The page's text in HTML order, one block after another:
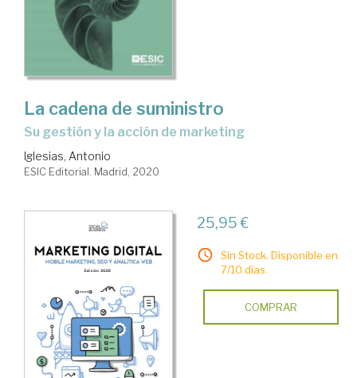
La cadena de suministro
Su gestión y la acción de marketing
Iglesias, Antonio
ESIC Editorial. Madrid, 2020
25,95 €
Sin Stock. Disponible en
7/10 días.
COMPRAR